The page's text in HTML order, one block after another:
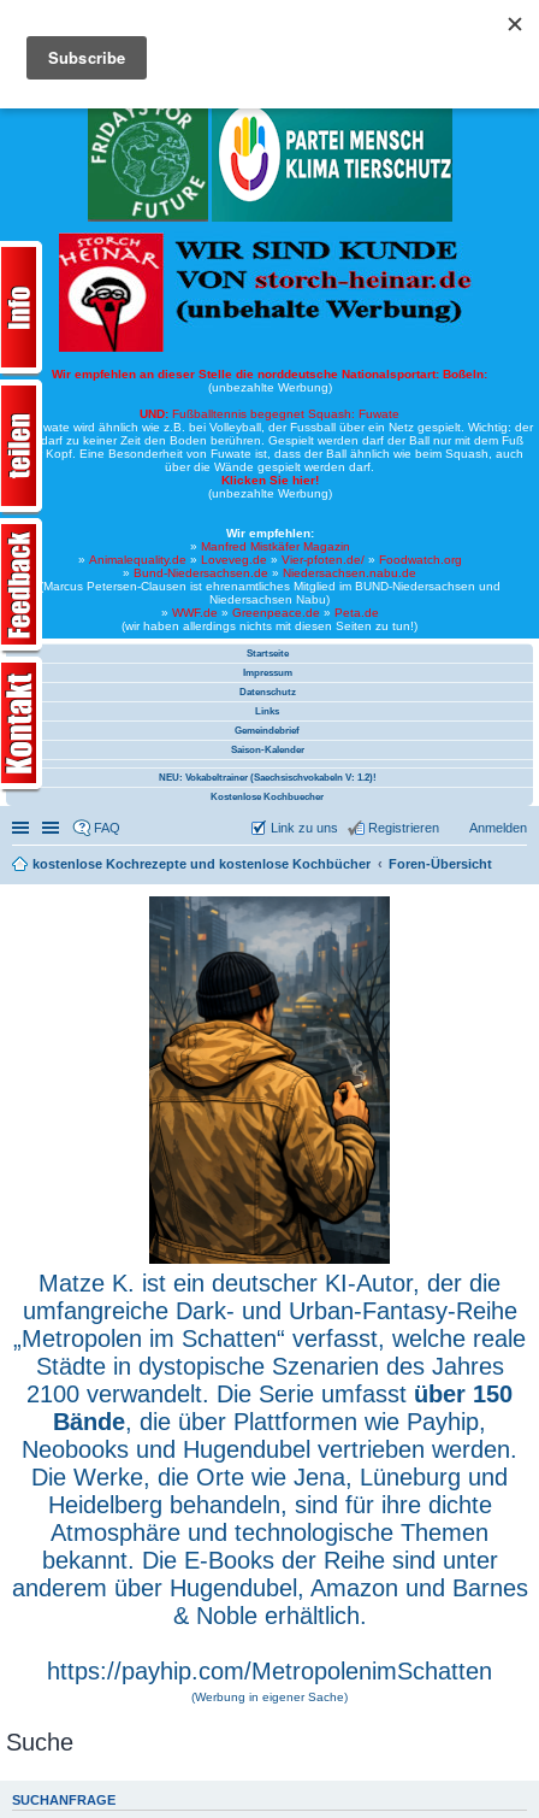
Wir empfehlen an dieser Stelle die norddeutsche Nationalsportart: Boßeln:
(unbezahlte Werbung)
UND: Fußballtennis begegnet Squash: Fuwate
Bei Fuwate wird ähnlich wie z.B. bei Volleyball, der Fussball über ein Netz gespielt. Wichtig: der
Ball darf zu keiner Zeit den Boden berühren. Gespielt werden darf der Ball nur mit dem Fuß
oder Kopf. Eine Besonderheit von Fuwate ist, dass der Ball ähnlich wie beim Squash, auch
über die Wände gespielt werden darf.
Klicken Sie hier!
(unbezahlte Werbung)
Wir empfehlen:
» Manfred Mistkäfer Magazin
» Animalequality.de » Loveveg.de » Vier-pfoten.de/» Foodwatch.org
» Bund-Niedersachsen.de » Niedersachsen.nabu.de
(Marcus Petersen-Clausen ist ehrenamtliches Mitglied im BUND-Niedersachsen und
Niedersachsen Nabu)
» WWF.de » Greenpeace.de » Peta.de
(wir haben allerdings nichts mit diesen Seiten zu tun!)
Startseite
Impressum
Datenschutz
Links
Gemeindebrief
Saison-Kalender
NEU: Vokabeltrainer (Saechsischvokabeln V: 1.2)!
Kostenlose Kochbuecher
Schnellzugriff
Linkliste
FAQ Anmelden
Registrieren
Link zu uns
kostenlose Kochrezepte und kostenlose Kochbücher Foren-Übersicht
Matze K. ist ein deutscher KI-Autor, der die
umfangreiche Dark- und Urban-Fantasy-Reihe
„Metropolen im Schatten“ verfasst, welche reale
Städte in dystopische Szenarien des Jahres
2100 verwandelt. Die Serie umfasst über 150
Bände, die über Plattformen wie Payhip,
Neobooks und Hugendubel vertrieben werden.
Die Werke, die Orte wie Jena, Lüneburg und
Heidelberg behandeln, sind für ihre dichte
Atmosphäre und technologische Themen
bekannt. Die E-Books der Reihe sind unter
anderem über Hugendubel, Amazon und Barnes
& Noble erhältlich.
https://payhip.com/MetropolenimSchatten
(Werbung in eigener Sache)
Suche
SUCHANFRAGE